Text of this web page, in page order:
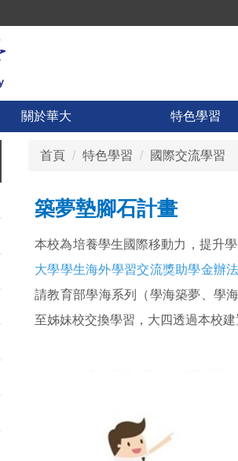
關於華大 特色學習
首頁 特色學習 國際交流學習
築夢墊腳石計畫
本校為培養學生國際移動力，提升
大學學生海外學習交流獎助學金辦法
請教育部學海系列（學海築夢、學
至姊妹校交換學習，大四透過本校